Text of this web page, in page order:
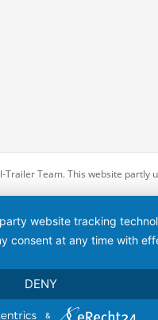
Team. This website partly
website tracking
consent at any time with
DENY
&